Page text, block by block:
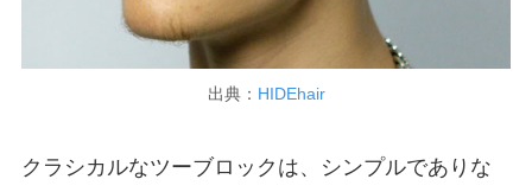
出典： HIDEhair
クラシカルなツーブロックは、シンプルでありな